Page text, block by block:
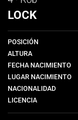
LOCK
POSICIÓN
ALTURA
FECHA NACIMIENTO
LUGAR NACIMIENTO
NACIONALIDAD
LICENCIA